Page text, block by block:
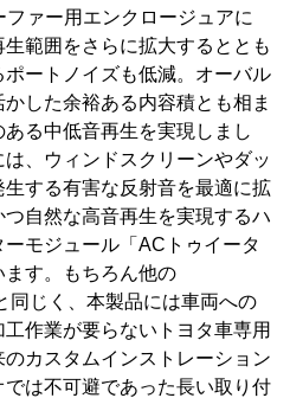
ファー用エンクロージュアに
範囲をさらに拡大するととも
ートノイズも低減。オーバル
した余裕ある内容積とも相ま
る中低音再生を実現しまし
、ウィンドスクリーンやダッ
する有害な反射音を最適に拡
自然な高音再生を実現するハ
モジュール「ACトゥイータ
す。もちろん他の
同じく、本製品には車両への
作業が要らないトヨタ車専用
カスタムインストレーション
は不可避であった長い取り付